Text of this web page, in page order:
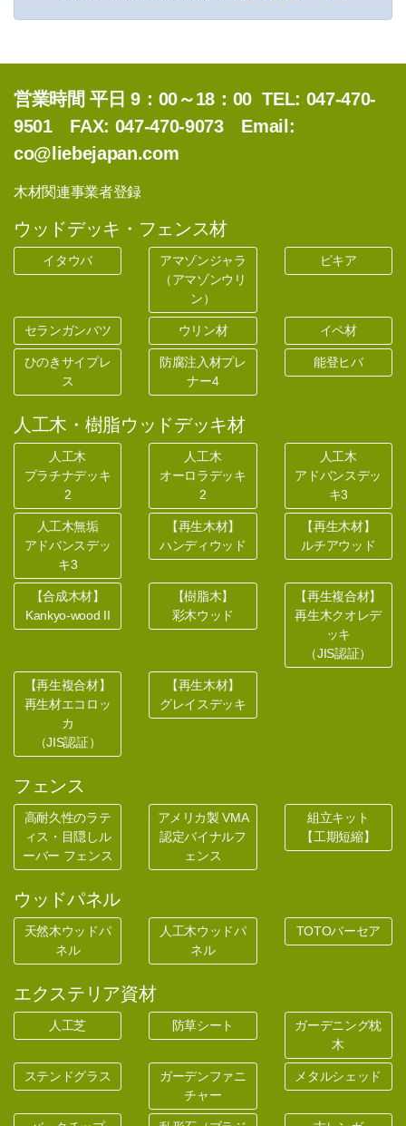
営業時間 平日 9：00～18：00 TEL: 047-470-
9501 FAX: 047-470-9073 Email:
co@liebejapan.com
木材関連事業者登録
ウッドデッキ・フェンス材
イタウバ
アマゾンジャラ
（アマゾンウリ
ン）
ピキア
セランガンバツ ウリン材 イペ材
ひのきサイプレ
ス
防腐注入材プレ
ナー4
能登ヒバ
人工木・樹脂ウッドデッキ材
人工木
プラチナデッキ
2
人工木
オーロラデッキ
2
人工木
アドバンスデッ
キ3
人工木無垢
アドバンスデッ
キ3
【再生木材】
ハンディウッド
【再生木材】
ルチアウッド
【合成木材】
Kankyo-wood II
【樹脂木】
彩木ウッド
【再生複合材】
再生木クオレデ
ッキ
（JIS認証）
【再生複合材】
再生材エコロッ
カ
（JIS認証）
【再生木材】
グレイスデッキ
フェンス
高耐久性のラテ
ィス・目隠しル
ーバー フェンス
アメリカ製 VMA
認定バイナルフ
ェンス
組立キット
【工期短縮】
ウッドパネル
天然木ウッドパ
ネル
人工木ウッドパ
ネル
TOTOバーセア
エクステリア資材
人工芝 防草シート
ガーデニング枕
木
ステンドグラス
ガーデンファニ
チャー
メタルシェッド